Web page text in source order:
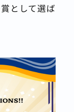
として選ば